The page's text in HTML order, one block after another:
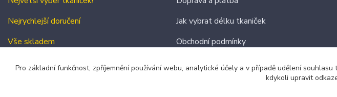
Nejrychlejší doručení
Vše skladem
Jak vybrat délku tkaniček
Obchodní podmínky
Kontakty
Pro základní funkčnost, zpříjemnění používání webu, analytické účely a v případě udělení
kdykoli upravit